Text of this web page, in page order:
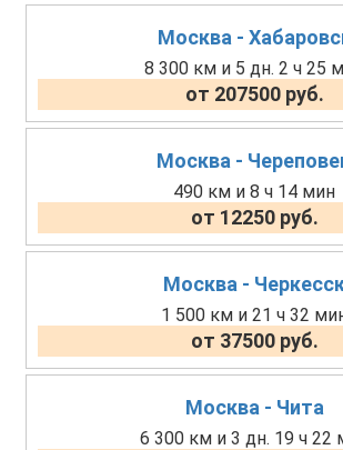
Москва -
8 300 км и 5 дн. 2 ч 25
от 207500 руб.
Москва -
490 км и 8 ч 14 мин
от 12250 руб.
Москва -
1 500 км и 21 ч 32
от 37500 руб.
Москва - Чита
6 300 км и 3 дн. 19 ч 22